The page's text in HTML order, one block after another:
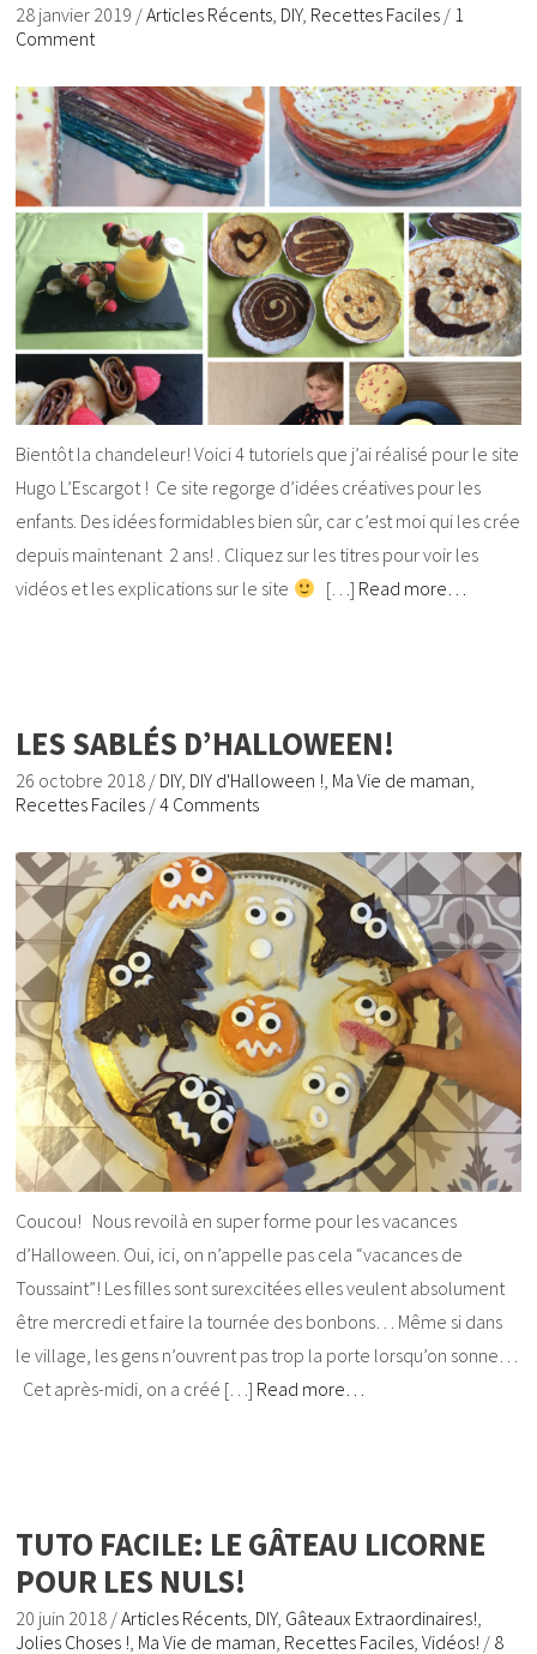
28 janvier 2019 /Articles Récents DIY, Recettes Faciles / 1
Comment
Bientôt la chandeleur! Voici 4 tutoriels que j’ai réalisé pour le site
Hugo L’Escargot ! Ce site regorge d’idées créatives pour les
enfants. Des idées formidables bien sûr, car c’est moi qui les crée
depuis maintenant 2 ans! . Cliquez sur les titres pour voir les
vidéos et les explications sur le site
[…] Read more…
LES SABLÉS D’HALLOWEEN!
26 octobre 2018 / DIY, DIY d'Halloween !, Ma Vie de maman,
Recettes Faciles /4 Comments
Coucou! Nous revoilà en super forme pour les vacances
d’Halloween. Oui, ici, on n’appelle pas cela “vacances de
Toussaint”! Les filles sont surexcitées elles veulent absolument
être mercredi et faire la tournée des bonbons… Même si dans
le village, les gens n’ouvrent pas trop la porte lorsqu’on sonne…
Cet après-midi, on a créé […] Read more…
TUTO FACILE: LE GÂTEAU LICORNE
POUR LES NULS!
20 juin 2018 /Articles Récents, DIY, Gâteaux Extraordinaires!,
Jolies Choses !, Ma Vie de maman, Recettes Faciles,Vidéos! / 8